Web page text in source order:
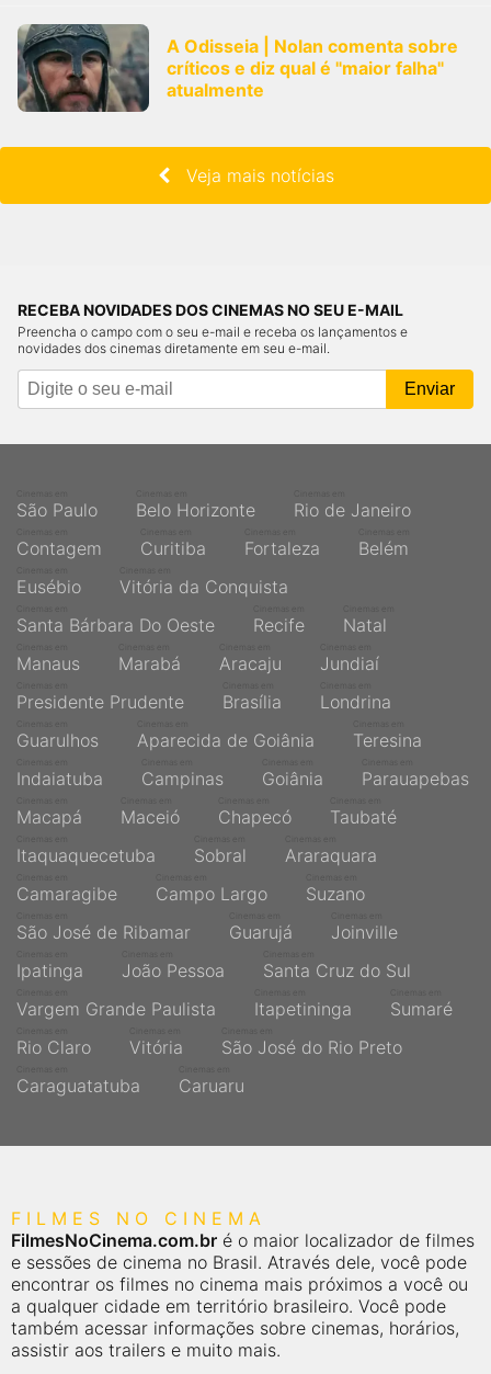
A Odisseia | Nolan comenta sobre
críticos e diz qual é "maior falha"
atualmente
Veja mais notícias
RECEBA NOVIDADES DOS CINEMAS NO SEU E-MAIL
Preencha o campo com o seu e-mail e receba os lançamentos e
novidades dos cinemas diretamente em seu e-mail.
São Paulo Belo Horizonte Rio de Janeiro
Contagem Curitiba Fortaleza Belém
Eusébio Vitória da Conquista
Santa Bárbara Do Oeste Recife Natal
Manaus Marabá Aracaju Jundiaí
Presidente Prudente Brasília Londrina
Guarulhos Aparecida de Goiânia Teresina
Indaiatuba Campinas Goiânia Parauapebas
Macapá Maceió Chapecó Taubaté
Itaquaquecetuba Sobral Araraquara
Camaragibe Campo Largo Suzano
São José de Ribamar Guarujá Joinville
Ipatinga João Pessoa Santa Cruz do Sul
Vargem Grande Paulista Itapetininga Sumaré
Rio Claro Vitória São José do Rio Preto
Caraguatatuba Caruaru
FILMES NO CINEMA
FilmesNoCinema.com.br é o maior localizador de filmes
e sessões de cinema no Brasil. Através dele, você pode
encontrar os filmes no cinema mais próximos a você ou
a qualquer cidade em território brasileiro. Você pode
também acessar informações sobre cinemas, horários,
assistir aos trailers e muito mais.